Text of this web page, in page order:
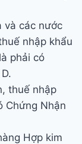
và các nước
nhập khẩu
phải có
thuế nhập
Chứng Nhận
Hợp kim